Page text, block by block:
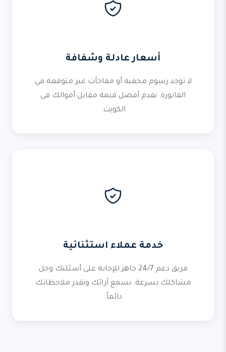
أسعار عادلة وشفافة
لا توجد رسوم مخفية أو مفاجآت غير متوقعة في
الفاتورة. نقدم أفضل قيمة مقابل أموالك في
الكويت.
خدمة عملاء استثنائية
فريق دعم 24/7 جاهز للإجابة على أسئلتك وحل
مشاكلك بسرعة. نسمع آرائك ونقدر ملاحظاتك
دائماً.